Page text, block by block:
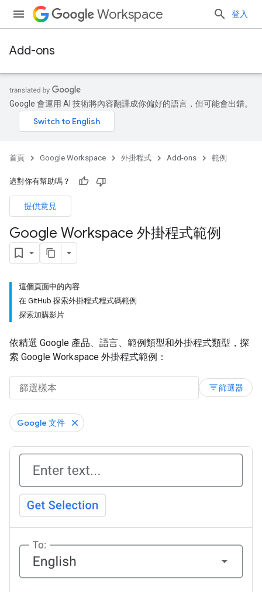
Workspace 登入
Add-ons
Google 會運用 AI 技術將內容翻譯成你偏好的語言，但可能會出錯。
首頁 Google Workspace 外掛程式 Add-ons 範例
這對你有幫助嗎？
提供意見
Google Workspace 外掛程式範例
這個頁面中的內容
在 GitHub 探索外掛程式程式碼範例
探索加購影片
依精選 Google 產品、語言、範例類型和外掛程式類型，探
索 Google Workspace 外掛程式範例：
filter_list篩選器
Google 文件